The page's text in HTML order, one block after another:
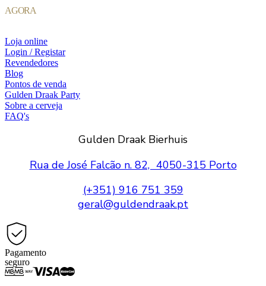
AGORA
Loja online
Login / Registar
Revendedores
Blog
Pontos de venda
Gulden Draak Party
Sobre a cerveja
FAQ's
Gulden Draak Bierhuis
Rua de José Falcão n. 82, 4050-315 Porto
(+351) 916 751 359
geral@guldendraak.pt
Pagamento
seguro